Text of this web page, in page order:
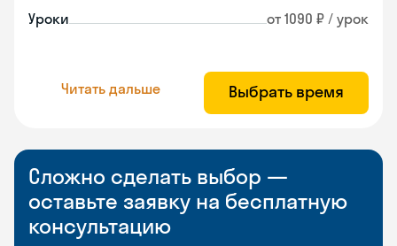
Уроки от 1090 ₽ / урок
Читать дальше Выбрать время
Сложно сделать выбор —
оставьте заявку на бесплатную
консультацию